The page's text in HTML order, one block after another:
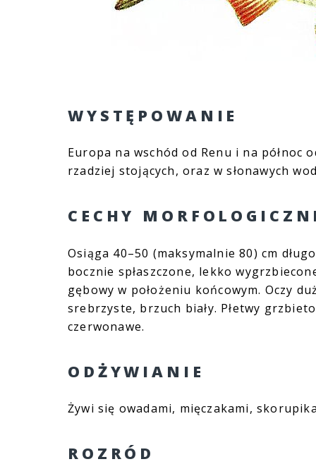
WYSTĘPOWANIE
Europa na wschód od Renu i na północ
rzadziej stojących, oraz w słonawych
CECHY
Osiąga 40–50 (maksymalnie 80) cm
bocznie spłaszczone, lekko
gębowy w położeniu końcowym. Oczy
srebrzyste, brzuch biały. Płetwy
czerwonawe.
ODŻYWIANIE
Żywi się owadami, mięczakami,
ROZRÓD